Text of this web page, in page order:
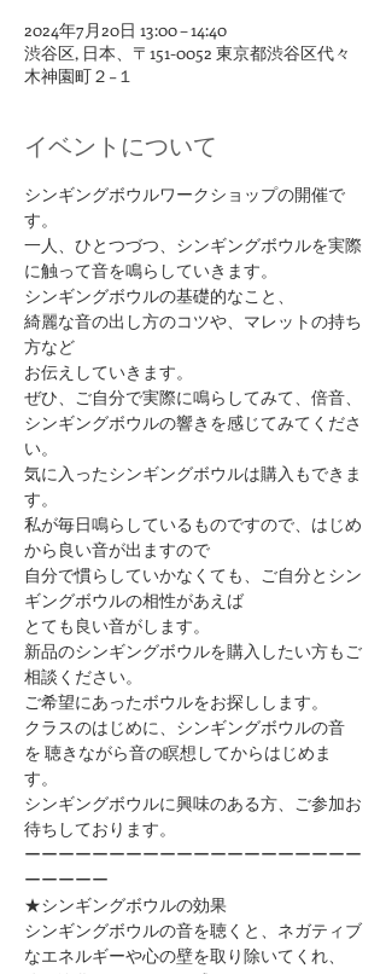
2024年7月20日 13:00 – 14:40
渋谷区, 日本、〒151-0052 東京都渋谷区代々
木神園町２−１
イベントについて
シンギングボウルワークショップの開催で
す。
一人、ひとつづつ、シンギングボウルを実際
に触って音を鳴らしていきます。
シンギングボウルの基礎的なこと、
綺麗な音の出し方のコツや、マレットの持ち
方など
お伝えしていきます。
ぜひ、ご自分で実際に鳴らしてみて、倍音、
シンギングボウルの響きを感じてみてくださ
い。
気に入ったシンギングボウルは購入もできま
す。
私が毎日鳴らしているものですので、はじめ
から良い音が出ますので
自分で慣らしていかなくても、ご自分とシン
ギングボウルの相性があえば
とても良い音がします。
新品のシンギングボウルを購入したい方もご
相談ください。
ご希望にあったボウルをお探しします。
クラスのはじめに、シンギングボウルの音
を ​聴きながら音の瞑想してからはじめま
す。
シンギングボウルに興味のある方、ご参加お
待ちしております。
ーーーーーーーーーーーーーーーーーーーー
ーーーーー
★シンギングボウルの効果
シンギングボウルの音を聴くと、ネガティブ
なエネルギーや心の壁を取り除いてくれ、